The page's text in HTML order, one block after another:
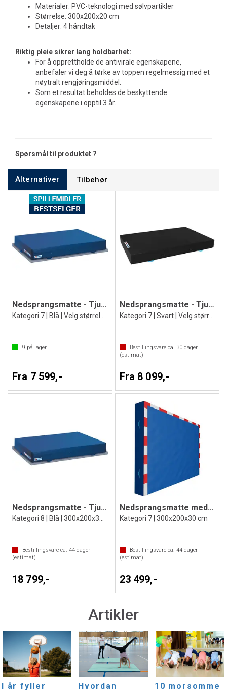
Materialer: PVC-teknologi med sølvpartikler
Størrelse: 300x200x20 cm
Detaljer: 4 håndtak
Riktig pleie sikrer lang holdbarhet:
For å opprettholde de antivirale egenskapene,
anbefaler vi deg å tørke av toppen regelmessig med et
nøytralt rengjøringsmiddel.
Som et resultat beholdes de beskyttende
egenskapene i opptil 3 år.
Spørsmål til produktet ?
Alternativer Tilbehør
Nedsprangsmatte - Tjukkas til skole
9 på lager
Fra 7 599,-
Nedsprangsmatte - Tjukkas til skole
Kategori 7 | Svart | Velg størrelse
Bestillingsvare ca. 30dager
(estimat)
Fra 8 099,-
Nedsprangsmatte - Tjukkas til skole
Bestillingsvare ca. 44 dager
(estimat)
18 799,-
Nedsprangsmatte med håndballmål motiv
Kategori 7 | 300x200x30 cm
Bestillingsvare ca. 44dager
(estimat)
23 499,-
Artikler
I år fyller
Hvordan
10 morsomme